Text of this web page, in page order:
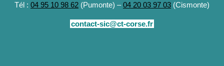
Tél : 04 95 10 98 62 (Pumonte) –04 20 03 97 03 (Cismonte)
contact-sic@ct-corse.fr